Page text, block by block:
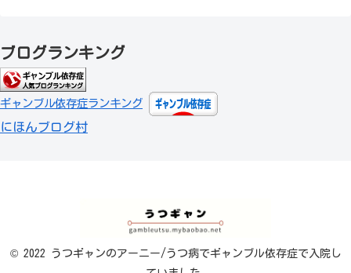
ブログランキング
ギャンブル依存症ランキング
にほんブログ村
© 2022 うつギャンのアーニー/うつ病でギャンブル依存症で入院し